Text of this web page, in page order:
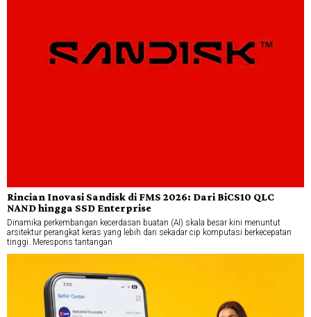
Rincian Inovasi Sandisk di FMS 2026: Dari BiCS10 QLC
NAND hingga SSD Enterprise
Dinamika perkembangan kecerdasan buatan (AI) skala besar kini menuntut
arsitektur perangkat keras yang lebih dari sekadar cip komputasi berkecepatan
tinggi. Merespons tantangan